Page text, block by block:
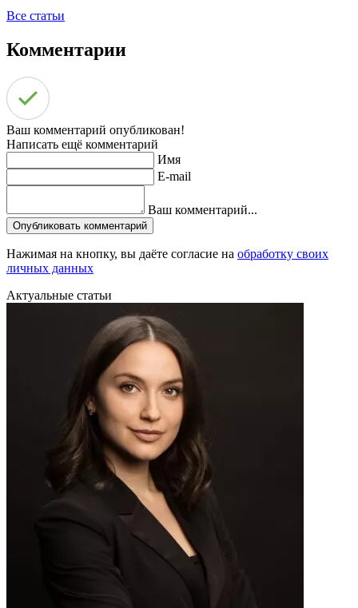
Все статьи
Комментарии
Ваш комментарий опубликован!
Написать ещё комментарий
Имя
E-mail
Ваш комментарий...
Опубликовать комментарий
Нажимая на кнопку, вы даёте согласие на обработку своих
личных данных
Актуальные статьи